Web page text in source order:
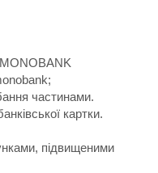
частинами.
картки.
підвищеними